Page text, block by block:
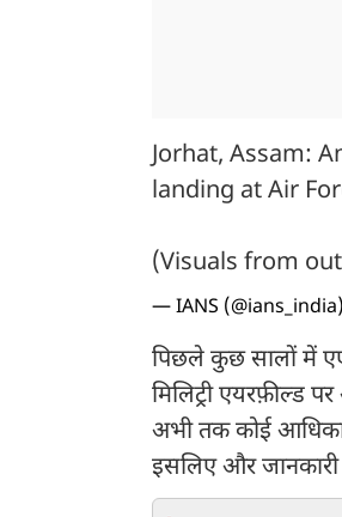
Jorhat, Assam:
landing at Air
(Visuals from
— IANS
पिछले कुछ सालों में
मिलिट्री एयरफ़ील्ड
अभी तक कोई
इसलिए और